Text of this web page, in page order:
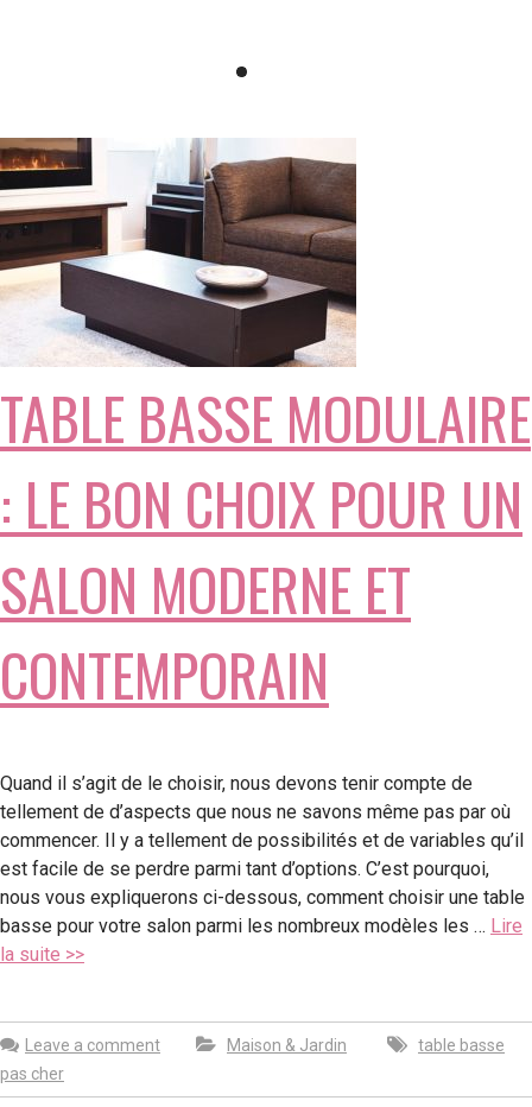
TABLE BASSE MODULAIRE
: LE BON CHOIX POUR UN
SALON MODERNE ET
CONTEMPORAIN
Quand il s’agit de le choisir, nous devons tenir compte de
tellement de d’aspects que nous ne savons même pas par où
commencer. Il y a tellement de possibilités et de variables qu’il
est facile de se perdre parmi tant d’options. C’est pourquoi,
nous vous expliquerons ci-dessous, comment choisir une table
basse pour votre salon parmi les nombreux modèles les … Lire
la suite >>
Leave a comment Maison & Jardin
table basse
pas cher